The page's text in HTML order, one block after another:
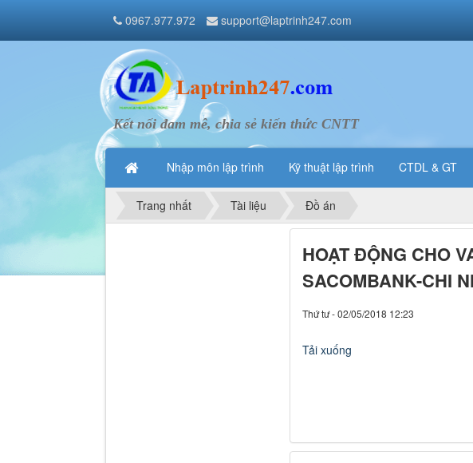
Kết nối đam mê, chia sẻ kiến thức CNTT
Nhập môn lập trình Kỹ thuật lập trình CTDL & GT
0967.977.972 support@laptrinh247.com
Trang nhất Tài liệu Đồ án
HOẠT ĐỘNG CHO
SACOMBANK-CHI
Thứ tư - 02/05/2018 12:23
Tải xuống